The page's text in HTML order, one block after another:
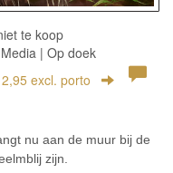
te koop
| Op doek
excl. porto
nu aan de muur bij de
zijn.